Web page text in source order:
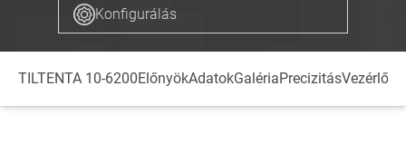
Konfigurálás
TILTENTA 10-6200ElőnyökAdatokGalériaPrecizitás